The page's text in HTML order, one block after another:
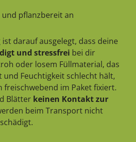
pflanzbereit an
darauf ausgelegt, dass deine
und stressfrei bei dir
oder losem Füllmaterial, das
und Feuchtigkeit schlecht hält,
freischwebend im Paket fixiert.
Blätter keinen Kontakt zur
beim Transport nicht